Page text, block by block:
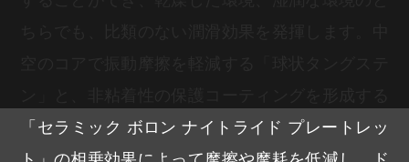
「セラミック ボロン ナイトライド プレートレッ